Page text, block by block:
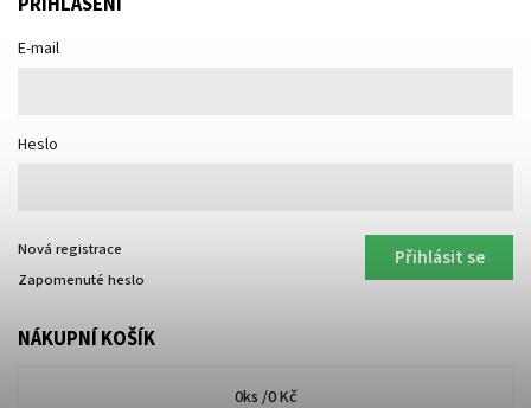
E-mail
Heslo
Přihlásit se
Nová registrace
Zapomenuté heslo
NÁKUPNÍ KOŠÍK
0ks /0 Kč